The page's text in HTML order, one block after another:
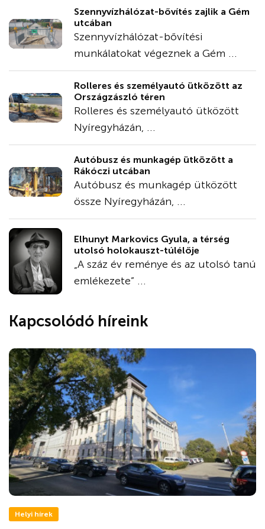
Szennyvízhálózat-bővítés zajlik a Gém
utcában
Szennyvízhálózat-bővítési
munkálatokat végeznek a Gém ...
Rolleres és személyautó ütközött az
Országzászló téren
Rolleres és személyautó ütközött
Nyíregyházán, ...
Autóbusz és munkagép ütközött a
Rákóczi utcában
Autóbusz és munkagép ütközött
össze Nyíregyházán, ...
Elhunyt Markovics Gyula, a térség
utolsó holokauszt-túlélője
„A száz év reménye és az utolsó tanú
emlékezete” ...
Kapcsolódó híreink
Helyi hírek